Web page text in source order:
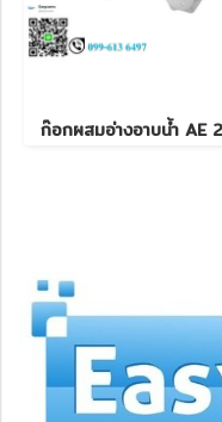
ก๊อกผสมอ่างอาบน้ำ AE